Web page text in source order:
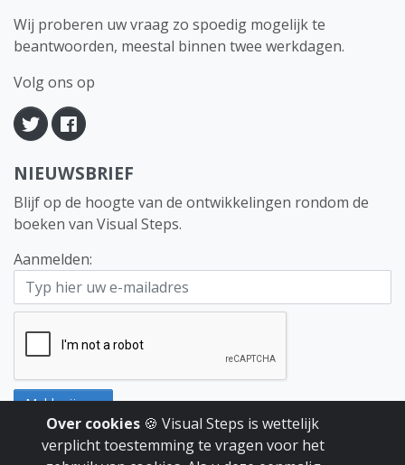
Wij proberen uw vraag zo spoedig mogelijk te
beantwoorden, meestal binnen twee werkdagen.
Volg ons op
TwitterFacebook
NIEUWSBRIEF
Blijf op de hoogte van de ontwikkelingen rondom de
boeken van Visual Steps.
Aanmelden:
E-mailaddress
Meld mij aan
Wilt u zich afmelden, klik dan hier.
Over cookies 🍪 Visual Steps is wettelijk
verplicht toestemming te vragen voor het